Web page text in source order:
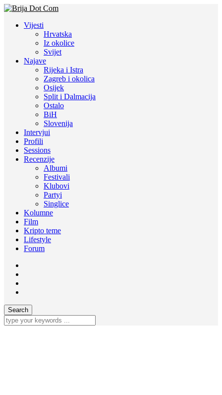
Vijesti
Hrvatska
Iz okolice
Svijet
Najave
Rijeka i Istra
Zagreb i okolica
Osijek
Split i Dalmacija
Ostalo
BiH
Slovenija
Intervjui
Profili
Sessions
Recenzije
Albumi
Festivali
Klubovi
Partyi
Singlice
Kolumne
Film
Kripto teme
Lifestyle
Forum